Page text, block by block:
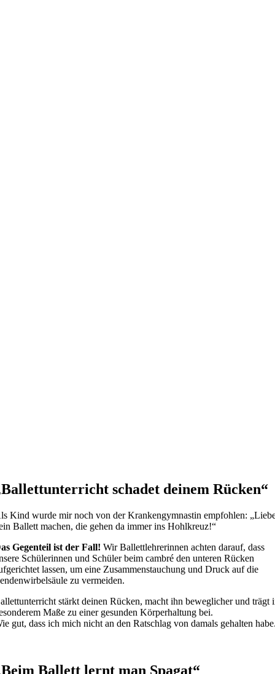
schadet deinem Rücken“
Kind wurde mir noch von der Krankengymnastin empfohlen:
Ballett machen, die gehen da immer ins Hohlkreuz!“
Gegenteil ist der Fall! Wir Ballettlehrerinnen achten darauf, dass
Schülerinnen und Schüler beim cambré den unteren Rücken
lassen, um eine Zusammenstauchung und Druck auf die
zu vermeiden.
stärkt deinen Rücken, macht ihn beweglicher und trägt
Maße zu einer gesunden Körperhaltung bei.
gut, dass ich mich nicht an den Ratschlag von damals gehalten
Ballett lernt man Spagat“